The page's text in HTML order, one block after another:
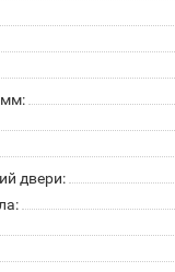
мм:
двери: